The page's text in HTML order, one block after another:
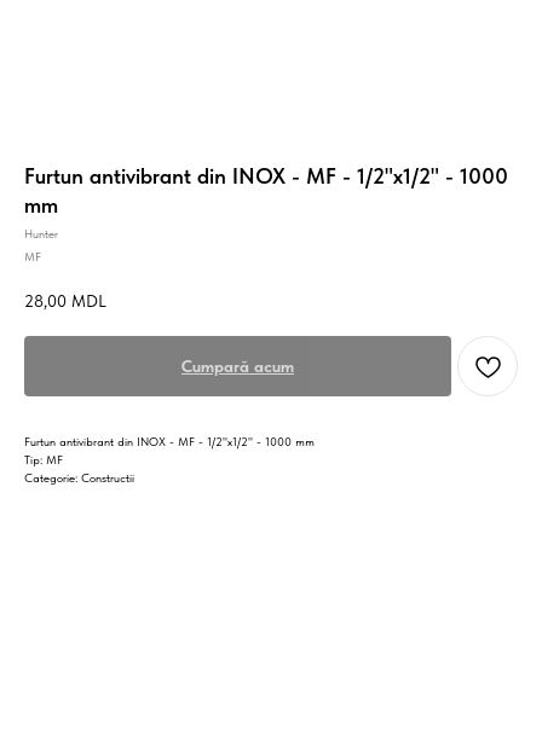
Furtun antivibrant din INOX - MF - 1/2"x1/2" - 1000
mm
Hunter
MF
28,00 MDL
Cumpară acum
Furtun antivibrant din INOX - MF - 1/2"x1/2" - 1000 mm
Tip: MF
Categorie: Constructii